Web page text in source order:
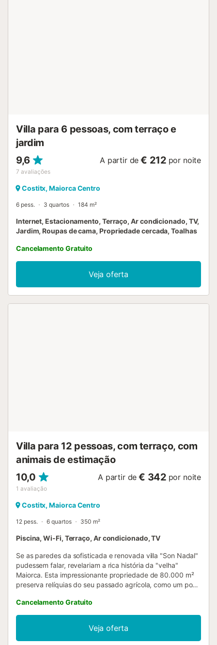
Villa para 6 pessoas, com terraço e
jardim
9,6
7 avaliações
A partir de € 212 por noite
Costitx, Maiorca Centro
6 pess. 3 quartos 184 m²
Internet, Estacionamento, Terraço, Ar condicionado, TV,
Jardim, Roupas de cama, Propriedade cercada, Toalhas
Cancelamento Gratuito
Veja oferta
Villa para 12 pessoas, com terraço, com
animais de estimação
10,0
1 avaliação
A partir de € 342 por noite
Costitx, Maiorca Centro
12 pess. 6 quartos 350 m²
Piscina, Wi-Fi, Terraço, Ar condicionado, TV
Se as paredes da sofisticada e renovada villa "Son Nadal"
pudessem falar, revelariam a rica história da "velha"
Maiorca. Esta impressionante propriedade de 80.000 m²
preserva relíquias do seu passado agrícola, como um poço
Um caminho pavimentado conduz do terraço sombreado
para a bela área da piscina, rodeada por um terraço de
pedra para banhos de sol, onde pode relaxar sob grandes
guarda-sóis. No terraço coberto, encontra-se uma longa
mesa de jantar onde poderá desfrutar de pratos de verão,
Cancelamento Gratuito
Veja oferta